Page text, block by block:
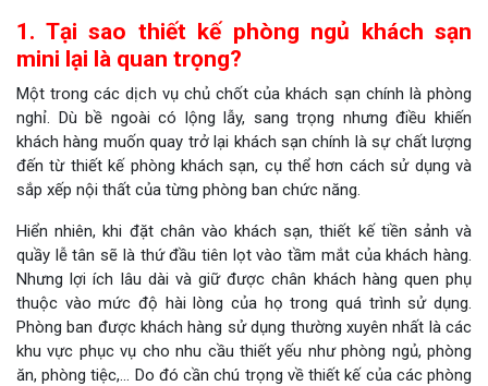
1. Tại sao thiết kế phòng ngủ khách sạn
mini lại là quan trọng?
Một trong các dịch vụ chủ chốt của khách sạn chính là phòng
nghỉ. Dù bề ngoài có lộng lẫy, sang trọng nhưng điều khiến
khách hàng muốn quay trở lại khách sạn chính là sự chất lượng
đến từ thiết kế phòng khách sạn, cụ thể hơn cách sử dụng và
sắp xếp nội thất của từng phòng ban chức năng.
Hiển nhiên, khi đặt chân vào khách sạn, thiết kế tiền sảnh và
quầy lễ tân sẽ là thứ đầu tiên lọt vào tầm mắt của khách hàng.
Nhưng lợi ích lâu dài và giữ được chân khách hàng quen phụ
thuộc vào mức độ hài lòng của họ trong quá trình sử dụng.
Phòng ban được khách hàng sử dụng thường xuyên nhất là các
khu vực phục vụ cho nhu cầu thiết yếu như phòng ngủ, phòng
ăn, phòng tiệc,… Do đó cần chú trọng về thiết kế của các phòng